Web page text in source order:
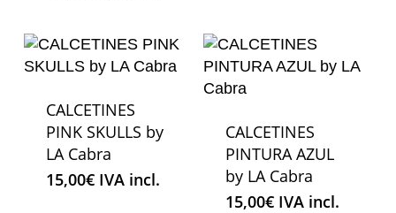
CALCETINES
PINK SKULLS by
LA Cabra
15,00€ IVA incl.
CALCETINES
PINTURA AZUL
by LA Cabra
15,00€ IVA incl.